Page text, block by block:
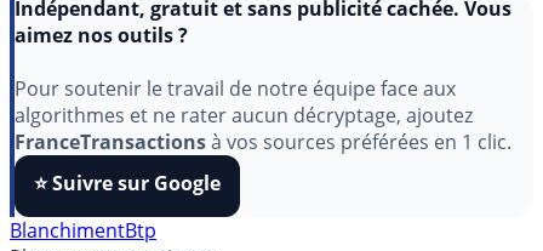
Indépendant, gratuit et sans publicité cachée. Vous
Pour soutenir le travail de notre équipe face aux
algorithmes et ne rater aucun décryptage, ajoutez
FranceTransactionsà vos sources préférées en 1 clic.
⭐️ Suivre sur Google